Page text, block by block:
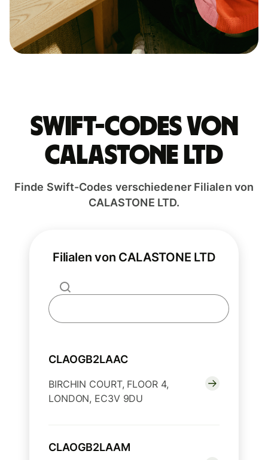
Swift-Codes von
CALASTONE LTD
Finde Swift-Codes verschiedener Filialen von
CALASTONE LTD.
Filialen von CALASTONE LTD
CLAOGB2LAAC
BIRCHIN COURT, FLOOR 4,
LONDON, EC3V 9DU
CLAOGB2LAAM